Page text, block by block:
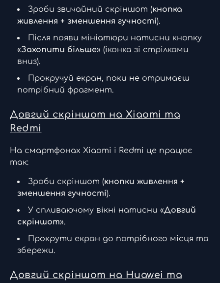
Зроби звичайний скріншот (кнопка
живлення + зменшення гучності).
Після появи мініатюри натисни кнопку
«Захопити більше» (іконка зі стрілками
вниз).
Прокручуй екран, поки не отримаєш
потрібний фрагмент.
Довгий скріншот на Xiaomi та
Redmi
На смартфонах Xiaomi і Redmi це працює
так:
Зроби скріншот (кнопки живлення +
зменшення гучності).
У спливаючому вікні натисни «Довгий
скріншот».
Прокрути екран до потрібного місця та
збережи.
Довгий скріншот на Huawei та